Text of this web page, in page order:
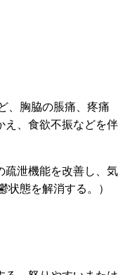
、胸脇の脹痛、疼痛
え、食欲不振などを伴
疏泄機能を改善し、気
状態を解消する。）